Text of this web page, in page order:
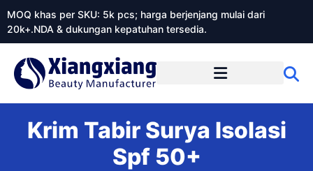
MOQ khas per SKU: 5k pcs; harga berjenjang mulai dari
20k+.NDA & dukungan kepatuhan tersedia.
Krim Tabir Surya Isolasi
Spf 50+